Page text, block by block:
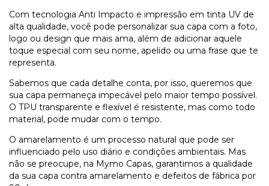
Com tecnologia Anti Impacto e impressão em tinta UV de
alta qualidade, você pode personalizar sua capa com a foto,
logo ou design que mais ama, além de adicionar aquele
toque especial com seu nome, apelido ou uma frase que te
representa.
Sabemos que cada detalhe conta, por isso, queremos que
sua capa permaneça impecável pelo maior tempo possível.
O TPU transparente e flexível é resistente, mas como todo
material, pode mudar com o tempo.
O amarelamento é um processo natural que pode ser
influenciado pelo uso diário e condições ambientais. Mas
não se preocupe, na Mymo Capas, garantimos a qualidade
da sua capa contra amarelamento e defeitos de fábrica por